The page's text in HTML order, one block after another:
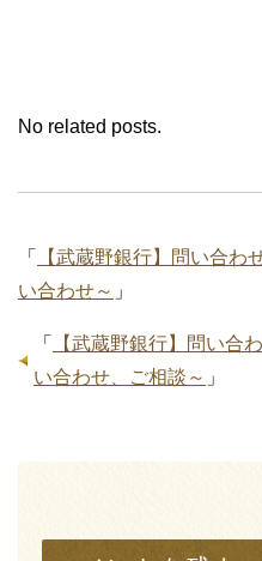
No related posts.
「
【武蔵野銀行】問い合わ
い合わせ～ 」
「
【武蔵野銀行】問い合
い合わせ、ご相談～ 」